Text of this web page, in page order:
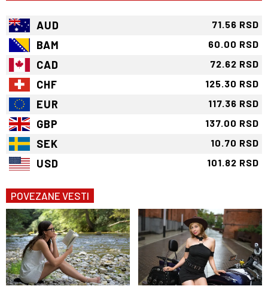
AUD 71.56 RSD
BAM 60.00 RSD
CAD 72.62 RSD
CHF 125.30 RSD
EUR 117.36 RSD
GBP 137.00 RSD
SEK 10.70 RSD
USD 101.82 RSD
POVEZANE VESTI